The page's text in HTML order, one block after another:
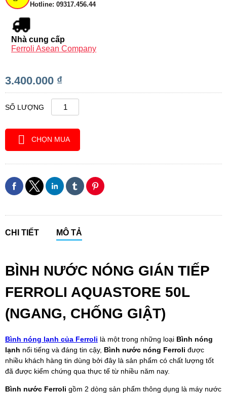
Hotline: 09317.456.44
Nhà cung cấp
Ferroli Asean Company
3.400.000 ₫
SỐ LƯỢNG
CHỌN MUA
CHI TIẾT MÔ TẢ
BÌNH NƯỚC NÓNG GIÁN TIẾP
FERROLI AQUASTORE 50L
(NGANG, CHỐNG GIẬT)
Bình nóng lạnh của Ferroli là một trong những loại Bình nóng
lạnh nổi tiếng và đáng tin cậy, Bình nước nóng Ferroli được
nhiều khách hàng tin dùng bởi đây là sản phẩm có chất lượng tốt
đã được kiểm chứng qua thực tế từ nhiều năm nay.
Bình nước Ferroli gồm 2 dòng sản phẩm thông dụng là máy nước